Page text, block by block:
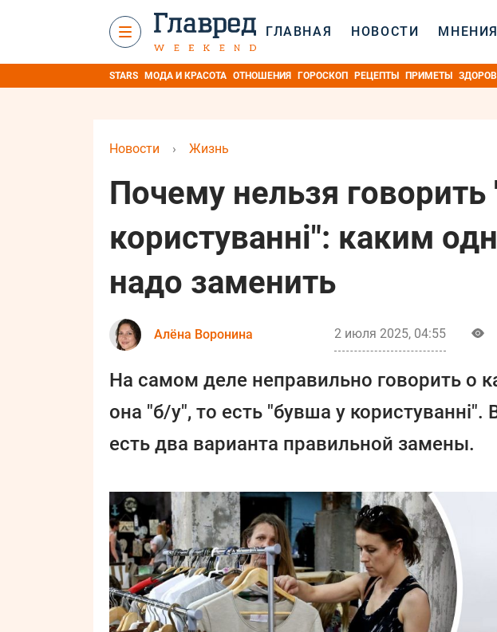
ГЛАВНАЯ НОВОСТИ МНЕНИЯ
STARS МОДА И КРАСОТА ОТНОШЕНИЯ ГОРОСКОП РЕЦЕПТЫ ПРИМЕТЫ
Новости › Жизнь
Почему нельзя
користуванні": каким
надо заменить
Алёна Воронина 2 июля 2025, 04:55
На самом деле неправильно говорить о
она "б/у", то есть "бувша у
есть два варианта правильной замены.